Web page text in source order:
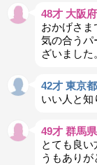
48才 大阪
おかげさま
気の合うパ
ざいました
42才 東京都
いい人と知
49才 群馬県
とても良
うもありが